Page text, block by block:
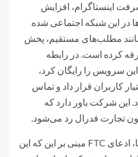
اینستاگرام، افزایش
در این شبکه اجتماعی شده
مطلب‌های مستقیم، پخش
کرده است. در رابطه
سرویس را رایگان کرد،
کاربران قرار داد و تماس
این شرکت باور دارد که
تجارت فدرال رد می‌شود.
این چنین مطابق حرف های متا، ادعای FTC مبنی بر این که این